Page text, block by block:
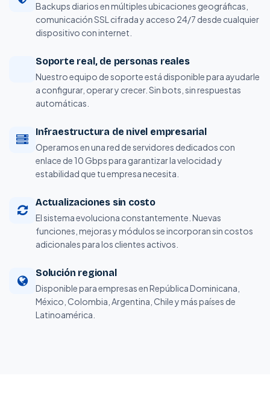
Backups diarios en múltiples ubicaciones geográficas,
comunicación SSL cifrada y acceso 24/7 desde cualquier
dispositivo con internet.
Soporte real, de personas reales
Nuestro equipo de soporte está disponible para ayudarle
a configurar, operar y crecer. Sin bots, sin respuestas
automáticas.
Infraestructura de nivel empresarial
Operamos en una red de servidores dedicados con
enlace de 10 Gbps para garantizar la velocidad y
estabilidad que tu empresa necesita.
Actualizaciones sin costo
El sistema evoluciona constantemente. Nuevas
funciones, mejoras y módulos se incorporan sin costos
adicionales para los clientes activos.
Solución regional
Disponible para empresas en República Dominicana,
México, Colombia, Argentina, Chile y más países de
Latinoamérica.